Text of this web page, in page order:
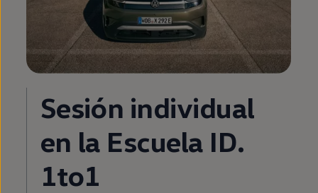
Sesión individual
en la Escuela ID.
1to1